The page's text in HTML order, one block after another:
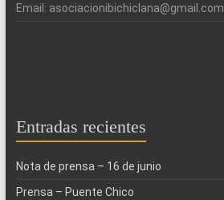
Email: asociacionibichiclana@gmail.com
Entradas recientes
Nota de prensa – 16 de junio
Prensa – Puente Chico